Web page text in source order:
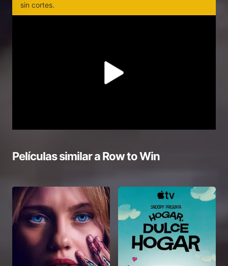
sin cortes.
Películas similar aRow to Win